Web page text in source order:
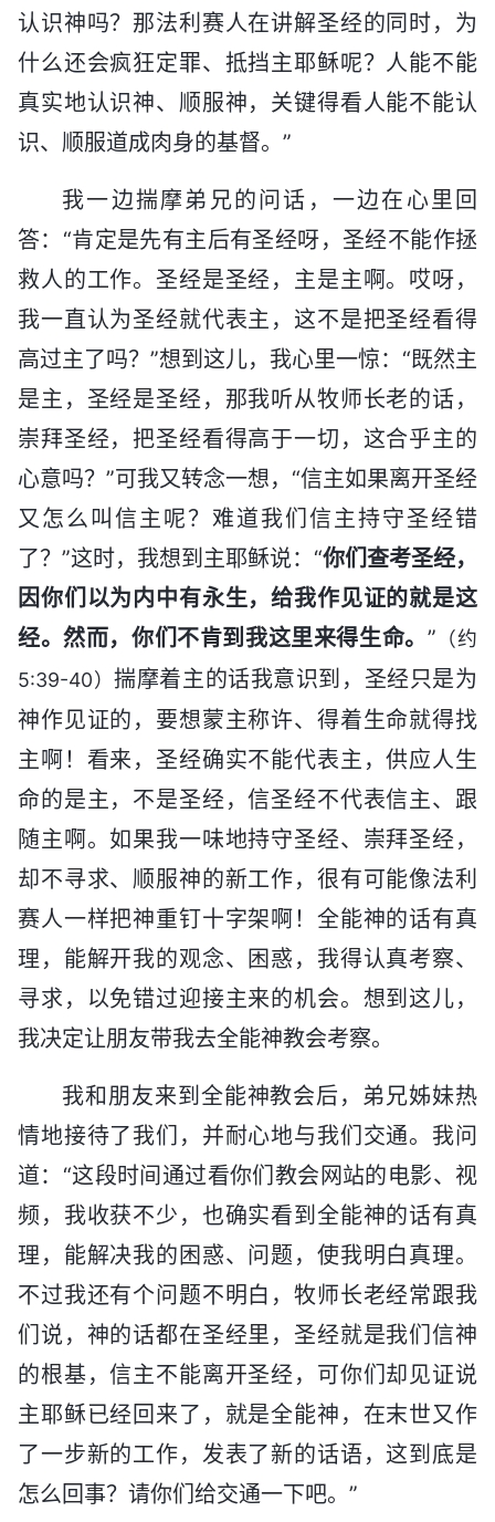
认识神吗？那法利赛人在讲解圣经的同时，为
什么还会疯狂定罪、抵挡主耶稣呢？人能不能
真实地认识神、顺服神，关键得看人能不能认
识、顺服道成肉身的基督。”
我一边揣摩弟兄的问话，一边在心里回
答：“肯定是先有主后有圣经呀，圣经不能作拯
救人的工作。圣经是圣经，主是主啊。哎呀，
我一直认为圣经就代表主，这不是把圣经看得
高过主了吗？”想到这儿，我心里一惊：“既然主
是主，圣经是圣经，那我听从牧师长老的话，
崇拜圣经，把圣经看得高于一切，这合乎主的
心意吗？”可我又转念一想，“信主如果离开圣经
又怎么叫信主呢？难道我们信主持守圣经错
了？”这时，我想到主耶稣说：“你们查考圣经，
因你们以为内中有永生，给我作见证的就是这
经。然而，你们不肯到我这里来得生命。 ” （约
5:39-40）揣摩着主的话我意识到，圣经只是为
神作见证的，要想蒙主称许、得着生命就得找
主啊！看来，圣经确实不能代表主，供应人生
命的是主，不是圣经，信圣经不代表信主、跟
随主啊。如果我一味地持守圣经、崇拜圣经，
却不寻求、顺服神的新工作，很有可能像法利
赛人一样把神重钉十字架啊！全能神的话有真
理，能解开我的观念、困惑，我得认真考察、
寻求，以免错过迎接主来的机会。想到这儿，
我决定让朋友带我去全能神教会考察。
我和朋友来到全能神教会后，弟兄姊妹热
情地接待了我们，并耐心地与我们交通。我问
道：“这段时间通过看你们教会网站的电影、视
频，我收获不少，也确实看到全能神的话有真
理，能解决我的困惑、问题，使我明白真理。
不过我还有个问题不明白，牧师长老经常跟我
们说，神的话都在圣经里，圣经就是我们信神
的根基，信主不能离开圣经，可你们却见证说
主耶稣已经回来了，就是全能神，在末世又作
了一步新的工作，发表了新的话语，这到底是
怎么回事？请你们给交通一下吧。”